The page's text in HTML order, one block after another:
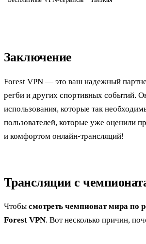
Заключение
Forest VPN — это ваш надежный
регби и других спортивных событий.
использования, которые так
пользователей, которые уже оценили
и комфортом онлайн-трансляций!
Трансляции с
Чтобы смотреть чемпионат мира по
Forest VPN. Вот несколько причин,